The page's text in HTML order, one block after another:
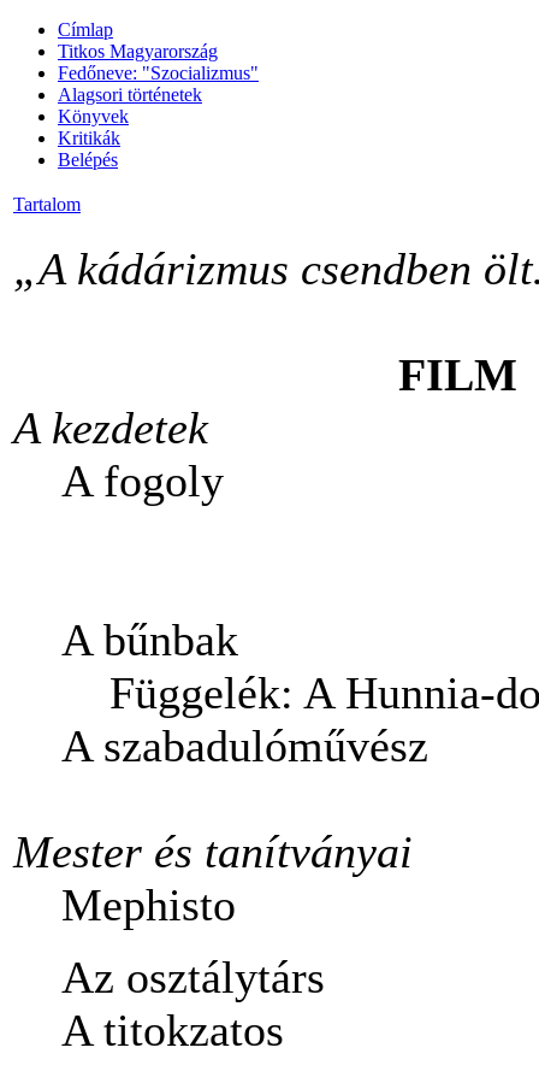
Címlap
Titkos Magyarország
Fedőneve: "Szocializmus"
Alagsori történetek
Könyvek
Kritikák
Belépés
Tartalom
„A kádárizmus csendben
FILM
A kezdetek
A fogoly
A bűnbak
Függelék: A Hunnia-
A szabadulóművész
Mester és tanítványai
Mephisto
Az osztálytárs
A titokzatos